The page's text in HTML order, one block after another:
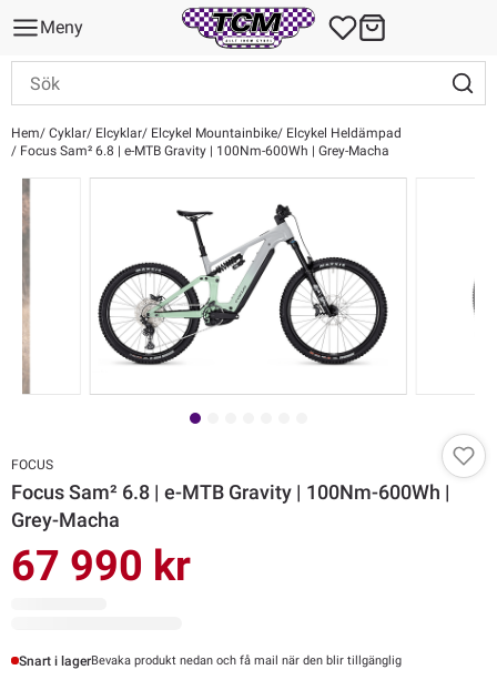
Meny
Hem Cyklar Elcyklar Elcykel Mountainbike
Elcykel Heldämpad
Focus Sam² 6.8 | e-MTB Gravity | 100Nm-600Wh | Grey-Macha
FOCUS
Focus Sam² 6.8 | e-MTB Gravity | 100Nm-600Wh |
Grey-Macha
67 990 kr
Snart i lagerBevaka produkt nedan och få mail när den blir tillgänglig